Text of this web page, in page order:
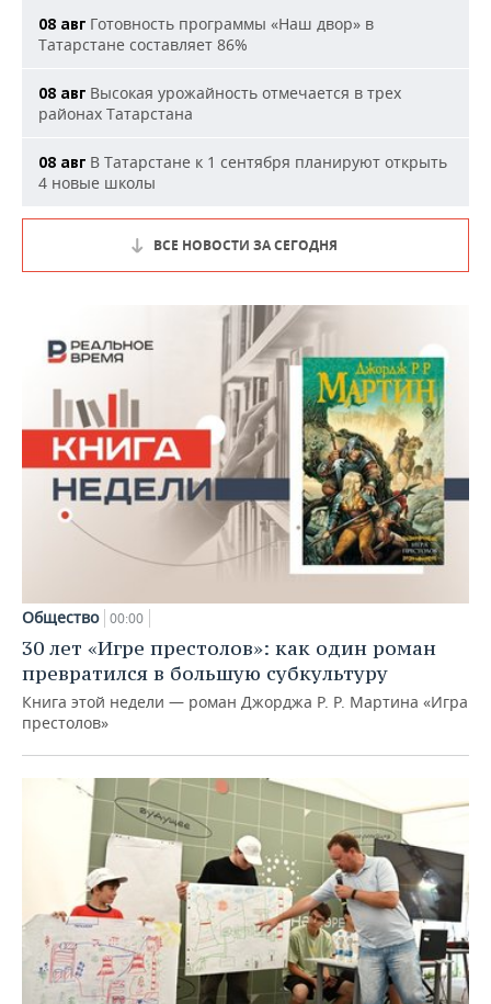
08 авг Готовность программы «Наш двор» в
Татарстане составляет 86%
08 авг Высокая урожайность отмечается в трех
районах Татарстана
08 авг В Татарстане к 1 сентября планируют открыть
4 новые школы
ВСЕ НОВОСТИ ЗА СЕГОДНЯ
Общество 00:00
30 лет «Игре престолов»: как один роман
превратился в большую субкультуру
Книга этой недели — роман Джорджа Р. Р. Мартина «Игра
престолов»